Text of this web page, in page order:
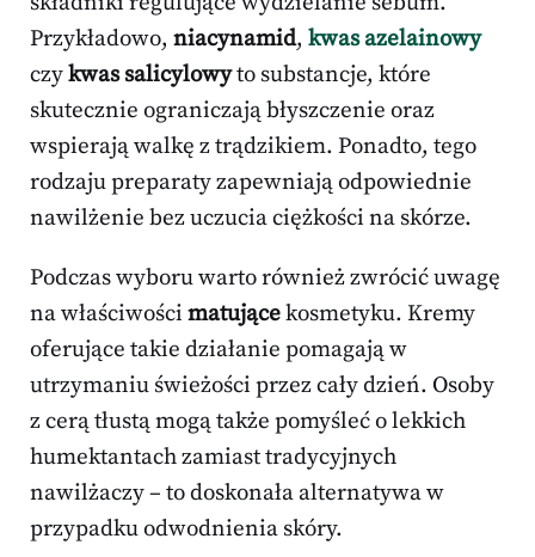
Przykładowo, niacynamid, kwas azelainowy
czykwas salicylowyto substancje, które
skutecznie ograniczają błyszczenie oraz
wspierają walkę z trądzikiem. Ponadto, tego
rodzaju preparaty zapewniają odpowiednie
nawilżenie bez uczucia ciężkości na skórze.
Podczas wyboru warto również zwrócić uwagę
na właściwości matującekosmetyku. Kremy
oferujące takie działanie pomagają w
utrzymaniu świeżości przez cały dzień. Osoby
z cerą tłustą mogą także pomyśleć o lekkich
humektantach zamiast tradycyjnych
nawilżaczy – to doskonała alternatywa w
przypadku odwodnienia skóry.